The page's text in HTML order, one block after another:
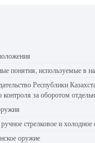
понятия, используемые в
Республики
контроля за оборотом
стрелковое и
оружие